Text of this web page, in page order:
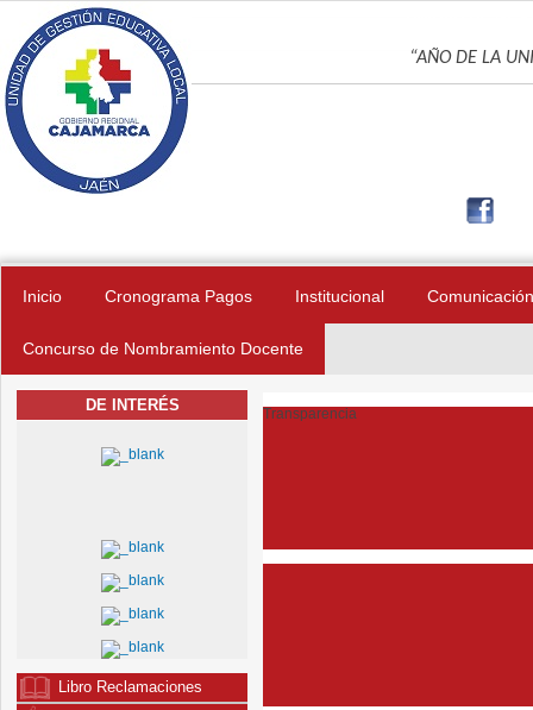
Pasar al contenido principal
“AÑO DE LA
Inicio Cronograma Pagos Institucional Comunicación
Concurso de Nombramiento Docente
DE INTERÉS
Libro Reclamaciones
Transparencia